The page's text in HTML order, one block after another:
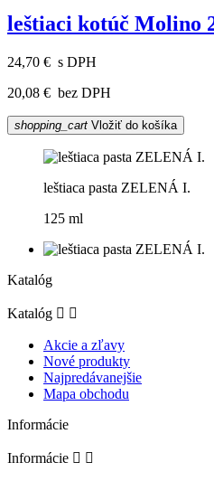
leštiaci kotúč Molino
24,70 € s DPH
20,08 € bez DPH
shopping_cart Vložiť do košíka
leštiaca pasta ZELENÁ I.
125 ml
Katalóg
Katalóg  
Akcie a zľavy
Nové produkty
Najpredávanejšie
Mapa obchodu
Informácie
Informácie  